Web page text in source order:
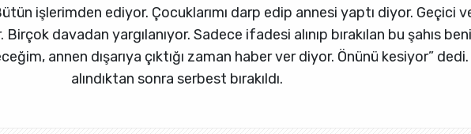
işlerimden ediyor. Çocuklarımı darp edip annesi yaptı diyor. Geçici
davadan yargılanıyor. Sadece ifadesi alınıp bırakılan bu şahıs
annen dışarıya çıktığı zaman haber ver diyor. Önünü kesiyor”
alındıktan sonra serbest bırakıldı.